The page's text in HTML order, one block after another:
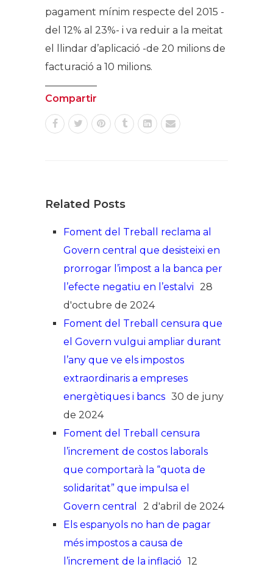
pagament mínim respecte del 2015 -
del 12% al 23%- i va reduir a la meitat
el llindar d’aplicació -de 20 milions de
facturació a 10 milions.
Compartir
Related Posts
Foment del Treball reclama al
Govern central que desisteixi en
prorrogar l’impost a la banca per
l’efecte negatiu en l’estalvi 28
d'octubre de 2024
Foment del Treball censura que
el Govern vulgui ampliar durant
l’any que ve els impostos
extraordinaris a empreses
energètiques i bancs 30 de juny
de 2024
Foment del Treball censura
l’increment de costos laborals
que comportarà la “quota de
solidaritat” que impulsa el
Govern central
2 d'abril de 2024
Els espanyols no han de pagar
més impostos a causa de
l’increment de la inflació 12